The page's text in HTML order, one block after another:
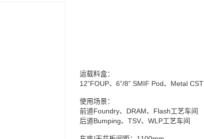
运载料盒：
12”FOUP、6”/8” SMIF Pod、Metal CST
使用场景：
前道Foundry、DRAM、Flash工艺车间
后道Bumping、TSV、WLP工艺车间